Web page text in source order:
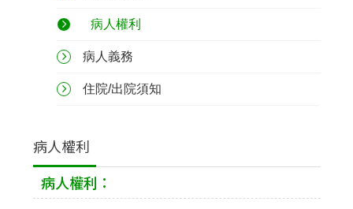
病人權利
病人義務
住院/出院須知
病人權利
病人權利：